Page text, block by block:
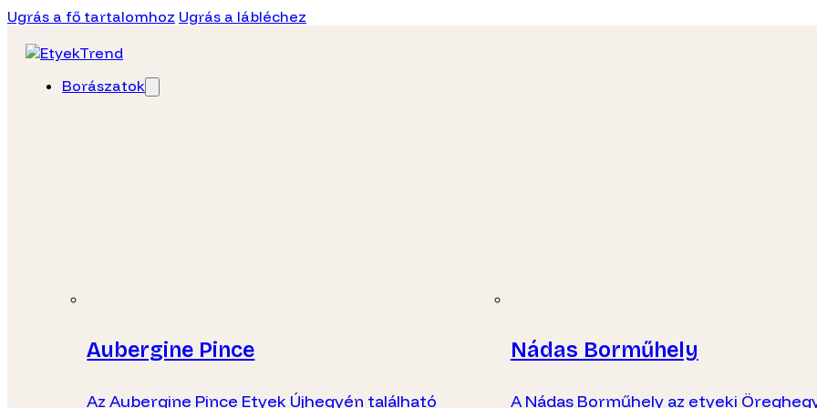
Ugrás a fő tartalomhoz Ugrás a lábléchez
Borászatok
Aubergine Pince
Az Aubergine Pince Etyek Újhegyén található
Nádas Borműhely
A Nádas Borműhely az etyeki